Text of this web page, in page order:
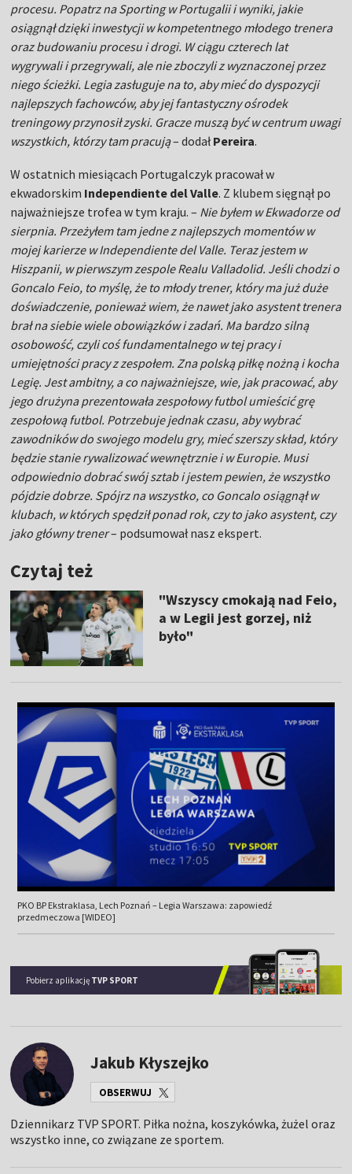
procesu. Popatrz na Sporting w Portugalii i wyniki, jakie
osiągnął dzięki inwestycji w kompetentnego młodego trenera
oraz budowaniu procesu i drogi. W ciągu czterech lat
wygrywali i przegrywali, ale nie zboczyli z wyznaczonej przez
niego ścieżki. Legia zasługuje na to, aby mieć do dyspozycji
najlepszych fachowców, aby jej fantastyczny ośrodek
treningowy przynosił zyski. Gracze muszą być w centrum uwagi
wszystkich, którzy tam pracują– dodałPereira.
W ostatnich miesiącach Portugalczyk pracował w
ekwadorskim Independiente del Valle. Z klubem sięgnął po
najważniejsze trofea w tym kraju. – Nie byłem w Ekwadorze od
sierpnia. Przeżyłem tam jedne z najlepszych momentów w
mojej karierze w Independiente del Valle. Teraz jestem w
Hiszpanii, w pierwszym zespole Realu Valladolid. Jeśli chodzi o
Goncalo Feio, to myślę, że to młody trener, który ma już duże
doświadczenie, ponieważ wiem, że nawet jako asystent trenera
brał na siebie wiele obowiązków i zadań. Ma bardzo silną
osobowość, czyli coś fundamentalnego w tej pracy i
umiejętności pracy z zespołem. Zna polską piłkę nożną i kocha
Legię. Jest ambitny, a co najważniejsze, wie, jak pracować, aby
jego drużyna prezentowała zespołowy futbol umieścić grę
zespołową futbol. Potrzebuje jednak czasu, aby wybrać
zawodników do swojego modelu gry, mieć szerszy skład, który
będzie stanie rywalizować wewnętrznie i w Europie. Musi
odpowiednio dobrać swój sztab i jestem pewien, że wszystko
pójdzie dobrze. Spójrz na wszystko, co Goncalo osiągnął w
klubach, w których spędził ponad rok, czy to jako asystent, czy
jako główny trener– podsumował nasz ekspert.
Czytaj też
"Wszyscy cmokają nad Feio,
a w Legii jest gorzej, niż
było"
PKO BP Ekstraklasa, Lech Poznań – Legia Warszawa: zapowiedź
przedmeczowa [WIDEO]
Pobierz aplikację TVP SPORT
Jakub Kłyszejko
OBSERWUJ
Dziennikarz TVP SPORT. Piłka nożna, koszykówka, żużel oraz
wszystko inne, co związane ze sportem.